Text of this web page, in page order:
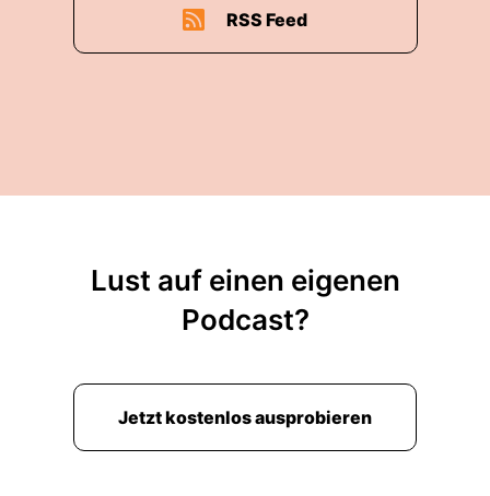
RSS Feed
Lust auf einen eigenen
Podcast?
Jetzt kostenlos ausprobieren